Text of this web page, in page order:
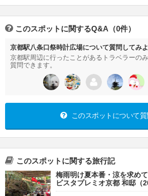
このスポットに関するQ&A（0件）
京都駅八条口祭時計広場について質問してみよ
京都駅周辺に行ったことがあるトラベラーの
質問できます。
このスポットについて
このスポットに関する旅行記
梅雨明け夏本番・涼を求め
ビスタプレミオ京都 和邸（